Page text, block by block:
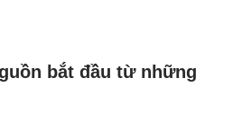
bắt đầu từ những